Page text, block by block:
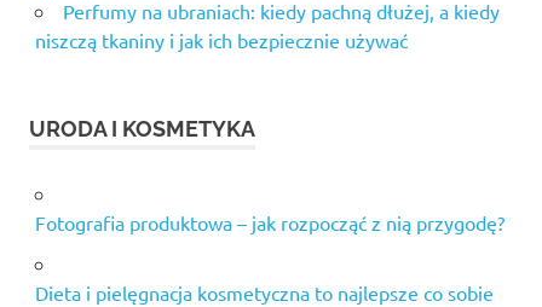
Perfumy na ubraniach: kiedy pachną dłużej, a kiedy
niszczą tkaniny i jak ich bezpiecznie używać
URODA I KOSMETYKA
Fotografia produktowa – jak rozpocząć z nią przygodę?
Dieta i pielęgnacja kosmetyczna to najlepsze co sobie